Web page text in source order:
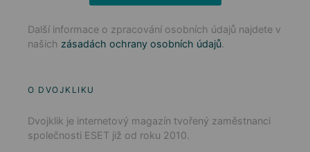
Další informace o zpracování osobních údajů najdete v
našich zásadách ochrany osobních údajů.
O DVOJKLIKU
Dvojklik je internetový magazín tvořený zaměstnanci
společnosti ESET již od roku 2010.